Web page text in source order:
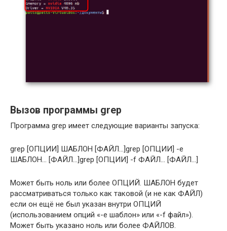
Вызов программы grep
Программа grep имеет следующие варианты запуска:
grep [ОПЦИИ] ШАБЛОН [ФАЙЛ…]grep [ОПЦИИ] -e
ШАБЛОН… [ФАЙЛ…]grep [ОПЦИИ] -f ФАЙЛ… [ФАЙЛ…]
Может быть ноль или более ОПЦИЙ. ШАБЛОН будет
рассматриваться только как таковой (и не как ФАЙЛ)
если он ещё не был указан внутри ОПЦИЙ
(использованием опций «-e шаблон» или «-f файл»).
Может быть указано ноль или более ФАЙЛОВ.